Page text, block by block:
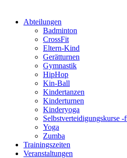
Abteilungen
Badminton
CrossFit
Eltern-Kind
Gerätturnen
Gymnastik
HipHop
Kin-Ball
Kindertanzen
Kinderturnen
Kinderyoga
Selbstverteidigungskurse
Yoga
Zumba
Trainingszeiten
Veranstaltungen